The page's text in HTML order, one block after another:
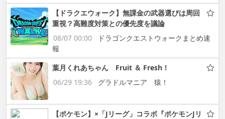
【ドラクエウォーク】無課金の武器選びは周回
重視？高難度対策との優先度を議論
08/07 00:00
ドラゴンクエストウォークまとめ速
報
葉月くれあちゃん Fruit ＆ Fresh！
06/29 19:36
グラドルマニア 猿！
【ポケモン】×「Jリーグ」コラボ『ポケモンJリ